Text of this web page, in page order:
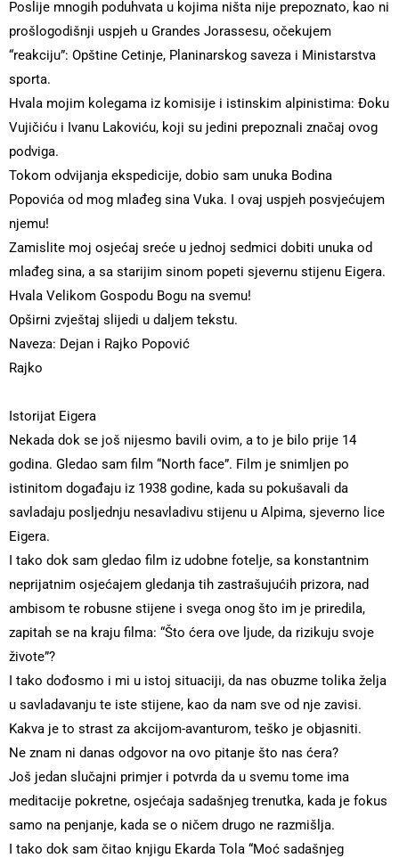
Poslije mnogih poduhvata u kojima ništa nije prepoznato, kao ni
prošlogodišnji uspjeh u Grandes Jorassesu, očekujem
“reakciju”: Opštine Cetinje, Planinarskog saveza i Ministarstva
sporta.
Hvala mojim kolegama iz komisije i istinskim alpinistima: Đoku
Vujičiću i Ivanu Lakoviću, koji su jedini prepoznali značaj ovog
podviga.
Tokom odvijanja ekspedicije, dobio sam unuka Bodina
Popovića od mog mlađeg sina Vuka. I ovaj uspjeh posvjećujem
njemu!
Zamislite moj osjećaj sreće u jednoj sedmici dobiti unuka od
mlađeg sina, a sa starijim sinom popeti sjevernu stijenu Eigera.
Hvala Velikom Gospodu Bogu na svemu!
Opširni zvještaj slijedi u daljem tekstu.
Naveza: Dejan i Rajko Popović
Rajko
Istorijat Eigera
Nekada dok se još nijesmo bavili ovim, a to je bilo prije 14
godina. Gledao sam film “North face”. Film je snimljen po
istinitom događaju iz 1938 godine, kada su pokušavali da
savladaju posljednju nesavladivu stijenu u Alpima, sjeverno lice
Eigera.
I tako dok sam gledao film iz udobne fotelje, sa konstantnim
neprijatnim osjećajem gledanja tih zastrašujućih prizora, nad
ambisom te robusne stijene i svega onog što im je priredila,
zapitah se na kraju filma: “Što ćera ove ljude, da rizikuju svoje
živote”?
I tako dođosmo i mi u istoj situaciji, da nas obuzme tolika želja
u savladavanju te iste stijene, kao da nam sve od nje zavisi.
Kakva je to strast za akcijom-avanturom, teško je objasniti.
Ne znam ni danas odgovor na ovo pitanje što nas ćera?
Još jedan slučajni primjer i potvrda da u svemu tome ima
meditacije pokretne, osjećaja sadašnjeg trenutka, kada je fokus
samo na penjanje, kada se o ničem drugo ne razmišlja.
I tako dok sam čitao knjigu Ekarda Tola “Moć sadašnjeg